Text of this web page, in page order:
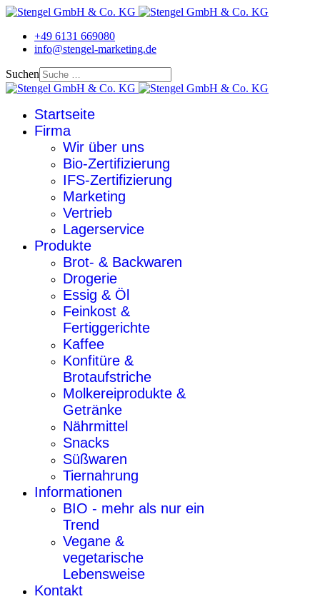
+49 6131 669080
info@stengel-marketing.de
Suchen
Startseite
Firma
Wir über uns
Bio-Zertifizierung
IFS-Zertifizierung
Marketing
Vertrieb
Lagerservice
Produkte
Brot- & Backwaren
Drogerie
Essig & Öl
Feinkost &
Fertiggerichte
Kaffee
Konfitüre &
Brotaufstriche
Molkereiprodukte &
Getränke
Nährmittel
Snacks
Süßwaren
Tiernahrung
Informationen
BIO - mehr als nur ein
Trend
Vegane &
vegetarische
Lebensweise
Kontakt